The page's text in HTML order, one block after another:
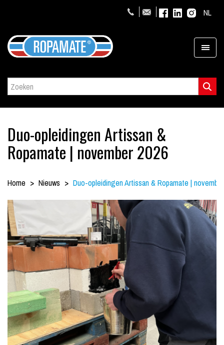
NL
Duo-opleidingen Artissan &
Ropamate | november 2026
Home Nieuws Duo-opleidingen Artissan & Ropamate |